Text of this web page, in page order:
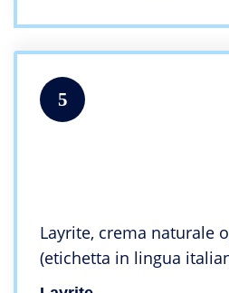
5
Layrite, crema naturale
(etichetta in lingua